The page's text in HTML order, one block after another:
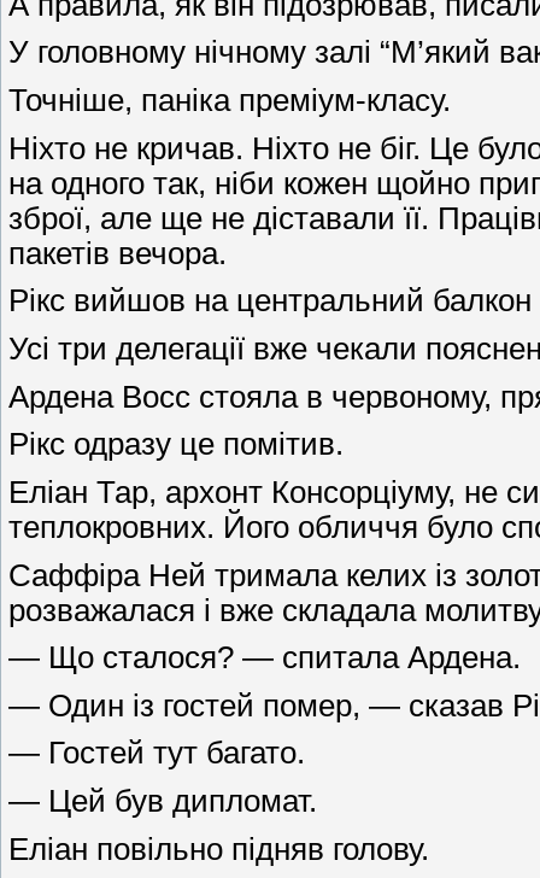
У головному нічному залі “М’який
Точніше, паніка преміум-класу.
Ніхто не кричав. Ніхто не біг. Це
на одного так, ніби кожен щойно
зброї, але ще не діставали її.
пакетів вечора.
Рікс вийшов на центральний
Усі три делегації вже чекали
Ардена Восс стояла в червоному,
Рікс одразу це помітив.
Еліан Тар, архонт Консорціуму, не
теплокровних. Його обличчя було
Саффіра Ней тримала келих із
розважалася і вже складала
— Що сталося? — спитала Ардена.
— Один із гостей помер, — сказав
— Гостей тут багато.
— Цей був дипломат.
Еліан повільно підняв голову.